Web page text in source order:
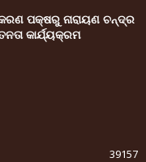
ପକ୍ଷରୁ ନାରାୟଣ ଚନ୍ଦ୍ର
କାର୍ଯ୍ୟକ୍ରମ
39157